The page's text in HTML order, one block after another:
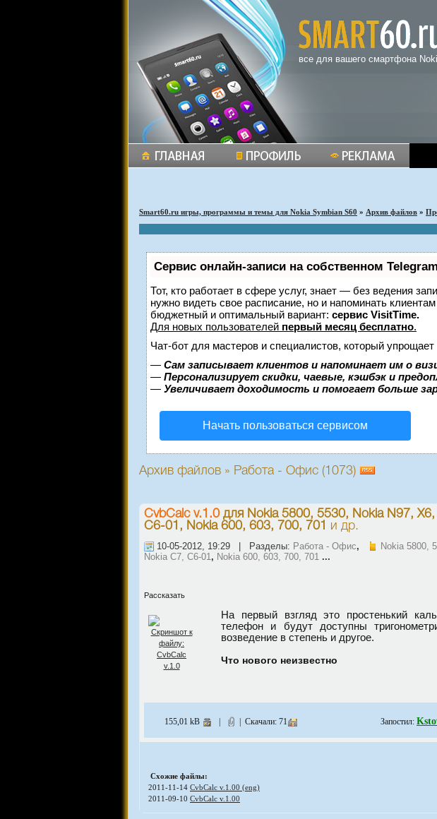
все для вашего смартфона
Smart60.ru игры, программы и темы для Nokia Symbian S60 » Архив файлов »
Сервис онлайн-записи на собственном
Тот, кто работает в сфере услуг, знает — без ведения
нужно видеть свое расписание, но и напоминать
бюджетный и оптимальный вариант: сервис VisitTime.
Для новых пользователей первый месяц бесплатно.
Чат-бот для мастеров и специалистов, который упрощает
— Сам записывает клиентов и напоминает им о
— Персонализирует скидки, чаевые, кэшбэк и
— Увеличивает доходимость и помогает больше
Начать пользоваться сервисом
Архив файлов » Работа - Офис (1073)
CvbCalc v.1.0для Nokia 5800, 5530, Nokia N97,
C6-01, Nokia 600, 603, 700, 701
и др.
10-05-2012, 19:29 | Разделы: Работа - Офис, Nokia 5800,
Nokia C7, C6-01, Nokia 600, 603, 700, 701 ...
Рассказать
На первый взгляд это простенький
телефон и будут доступны
возведение в степень и другое.
Что нового неизвестно
155,01 kB | Скачали: 71 Запостил:
Схожие файлы:
2011-11-14 CvbCalc v.1.00 (eng)
2011-09-10 CvbCalc v.1.00